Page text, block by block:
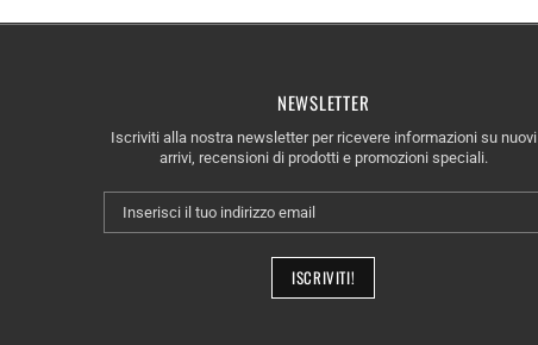
NEWSLETTER
Iscriviti alla nostra newsletter per ricevere informazioni su nuovi
arrivi, recensioni di prodotti e promozioni speciali.